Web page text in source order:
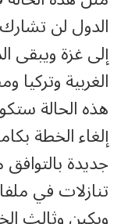
الدول لن
إلى غزة ويبقى
الغربية
هذه الحالة
إلغاء الخطة
جديدة
تنازلات في